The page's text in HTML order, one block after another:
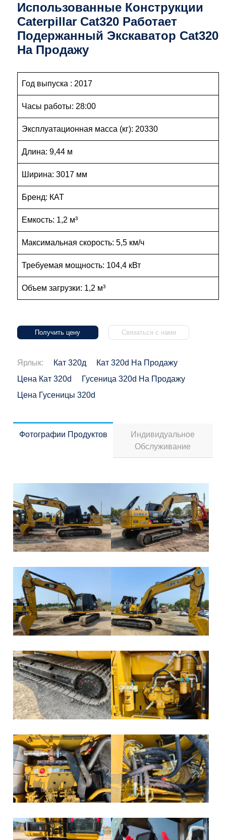
Использованные Конструкции
Caterpillar Cat320 Работает
Подержанный Экскаватор Cat320
На Продажу
Год выпуска : 2017
Часы работы: 28:00
Эксплуатационная масса (кг): 20330
Длина: 9,44 м
Ширина: 3017 мм
Бренд: КАТ
Емкость: 1,2 м³
Максимальная скорость: 5,5 км/ч
Требуемая мощность: 104,4 кВт
Объем загрузки: 1,2 м³
Получить цену Связаться с нами
Ярлык: Кат 320д
Кат 320d На Продажу
Цена Кат 320d
Гусеница 320d На Продажу
Цена Гусеницы 320d
Фотографии Продуктов
Индивидуальное
Обслуживание